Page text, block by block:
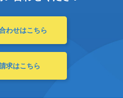
わせはこちら
求はこちら